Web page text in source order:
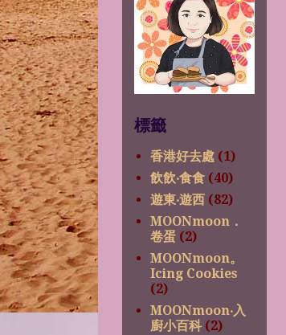
標籤
香港好去處 (1)
飲飲‧食食 (40)
遊東‧遊西 (82)
MOONmoon．
卷蛋 (2)
MOONmoon。
Icing Cookies
(2)
MOONmoon‧入
廚小百科 (2)